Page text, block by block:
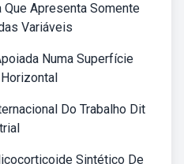
Apresenta Somente
Variáveis
Numa Superfície
Do Trabalho Dit
Sintético De